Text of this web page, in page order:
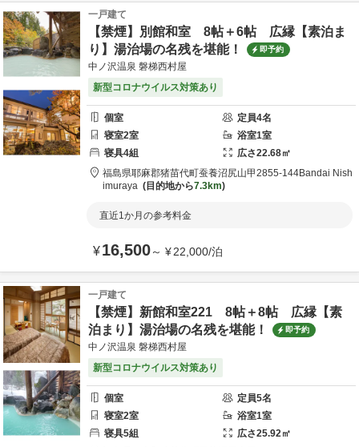
一戸建て
【禁煙】別館和室 8帖＋6帖 広縁【素泊ま
り】湯治場の名残を堪能！
即予約
中ノ沢温泉 磐梯西村屋
新型コロナウイルス対策あり
個室 定員4名
寝室2室 浴室1室
寝具4組 広さ22.68㎡
福島県耶麻郡猪苗代町蚕養沼尻山甲2855-144Bandai Nish
imuraya
目的地から7.3km
直近1か月の参考料金
¥16,500～ ¥22,000/泊
一戸建て
【禁煙】新館和室221 8帖＋8帖 広縁【素
泊まり】湯治場の名残を堪能！
即予約
中ノ沢温泉 磐梯西村屋
新型コロナウイルス対策あり
個室 定員5名
寝室2室 浴室1室
寝具5組 広さ25.92㎡